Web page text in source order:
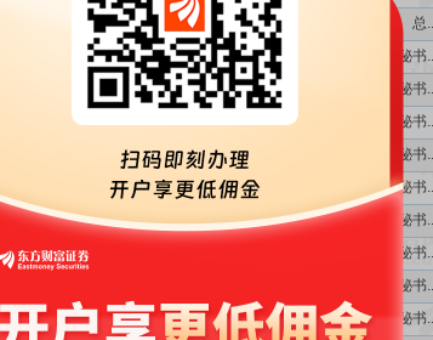
177 业绩说明会 董事长、总
178 特定对象调研... 董事会秘书
64 特定对象调研... 董事会秘书
130 特定对象调研... 董事会秘书
146 特定对象调研... 董事会秘书
44 特定对象调研... 董事会秘书
数据 股吧 291 特定对象调研... 董事会秘书
据 股吧 董事会秘书
董事会秘书
据 股吧 68 特定对象调研 董事会秘书